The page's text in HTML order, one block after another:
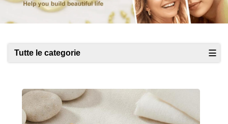
Tutte le categorie